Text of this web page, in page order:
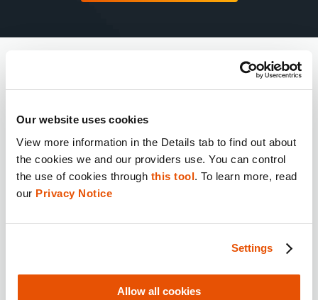
Our website uses cookies
View more information in the Details tab to find out about
the cookies we and our providers use. You can control
the use of cookies through this tool. To learn more, read
our Privacy Notice
Settings
Allow all cookies
Recursos